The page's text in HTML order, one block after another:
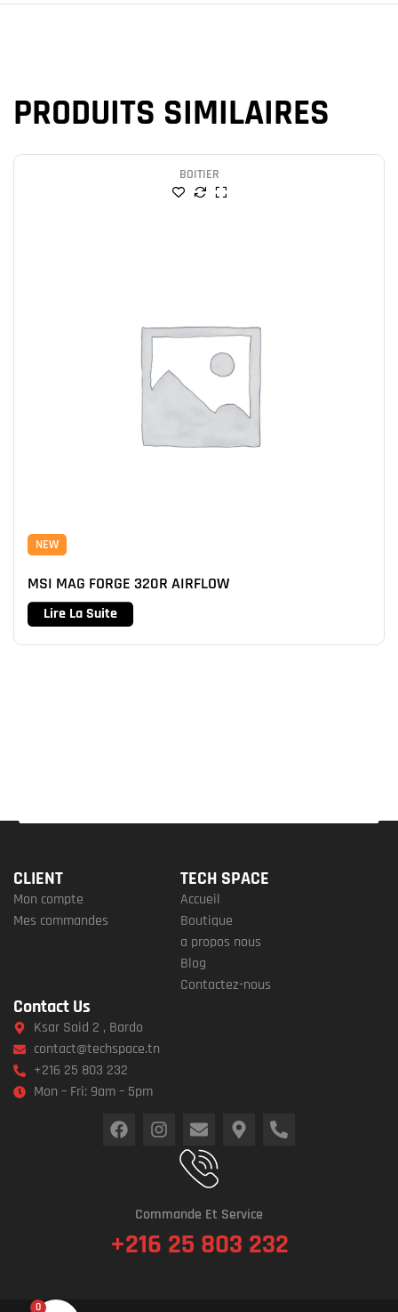
PRODUITS SIMILAIRES
BOITIER
NEW
MSI MAG FORGE 320R AIRFLOW
Lire La Suite
0
CLIENT
Mon compte
Mes commandes
TECH SPACE
Accueil
Boutique
a propos nous
Blog
Contactez-nous
Contact Us
Ksar Said 2 , Bardo
contact@techspace.tn
+216 25 803 232
Mon – Fri: 9am – 5pm
Commande Et Service
+216 25 803 232